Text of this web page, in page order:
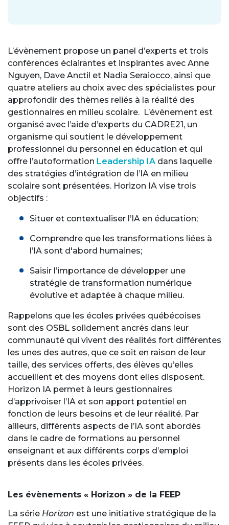
L’évènement propose un panel d’experts et trois
conférences éclairantes et inspirantes avec Anne
Nguyen, Dave Anctil et Nadia Seraiocco, ainsi que
quatre ateliers au choix avec des spécialistes pour
approfondir des thèmes reliés à la réalité des
gestionnaires en milieu scolaire. L’évènement est
organisé avec l’aide d’experts du CADRE21, un
organisme qui soutient le développement
professionnel du personnel en éducation et qui
offre l’autoformation Leadership IA dans laquelle
des stratégies d’intégration de l’IA en milieu
scolaire sont présentées. Horizon IA vise trois
objectifs :
Situer et contextualiser l’IA en éducation;
Comprendre que les transformations liées à
l’IA sont d'abord humaines;
Saisir l’importance de développer une
stratégie de transformation numérique
évolutive et adaptée à chaque milieu.
Rappelons que les écoles privées québécoises
sont des OSBL solidement ancrés dans leur
communauté qui vivent des réalités fort différentes
les unes des autres, que ce soit en raison de leur
taille, des services offerts, des élèves qu’elles
accueillent et des moyens dont elles disposent.
Horizon IA permet à leurs gestionnaires
d’apprivoiser l’IA et son apport potentiel en
fonction de leurs besoins et de leur réalité. Par
ailleurs, différents aspects de l’IA sont abordés
dans le cadre de formations au personnel
enseignant et aux différents corps d’emploi
présents dans les écoles privées.
Les évènements « Horizon » de la FEEP
La série Horizon est une initiative stratégique de la